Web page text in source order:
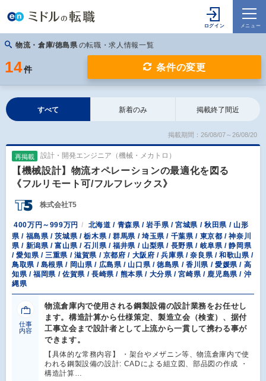
物流・倉庫/徳島県 の転職・求人情報一覧
14件 条件の変更
すべて 新着のみ 掲載終了間近
掲載期間：26/08/07～26/08/20
再掲載 設計・開発エンジニア（機械・メカトロ）
【機械設計】物流オペレーションの最適化を図る
《フルリモート可/フルフレックス》
株式会社T5
400万円～999万円
北海道 / 青森県 / 岩手県 / 宮城県 / 秋田県 / 山形
県 / 福島県 / 茨城県 / 栃木県 / 群馬県 / 埼玉県 / 千葉県 / 東京都 / 神奈川
県 / 新潟県 / 富山県 / 石川県 / 福井県 / 山梨県 / 長野県 / 岐阜県 / 静岡県
/ 愛知県 / 三重県 / 滋賀県 / 京都府 / 大阪府 / 兵庫県 / 奈良県 / 和歌山県 /
鳥取県 / 島根県 / 岡山県 / 広島県 / 山口県 / 徳島県 / 香川県 / 愛媛県 / 高
知県 / 福岡県 / 佐賀県 / 長崎県 / 熊本県 / 大分県 / 宮崎県 / 鹿児島県 / 沖
縄県
仕事
内容
物流倉庫内で使用される鋼製設備の設計業務をお任せし
ます。構造計算から仕様策定、製造立会（検査）、据付
工事立会まで設計者として上流から一貫して携わる事が
できます。
【具体的な常務内容】 ・架台やメザニン等、物流倉庫内で使
われる鋼製設備の設計: CADによる組立図、部品図の作成 ・
構造計算…